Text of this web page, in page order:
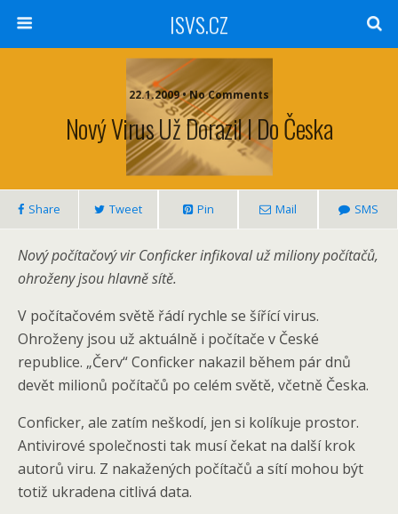
ISVS.CZ
22.1.2009 • No Comments
Nový Virus Už Dorazil I Do Česka
Share Tweet Pin Mail SMS
Nový počítačový vir Conficker infikoval už miliony počítačů,
ohroženy jsou hlavně sítě.
V počítačovém světě řádí rychle se šířící virus.
Ohroženy jsou už aktuálně i počítače v České
republice. „Červ“ Conficker nakazil během pár dnů
devět milionů počítačů po celém světě, včetně Česka.
Conficker, ale zatím neškodí, jen si kolíkuje prostor.
Antivirové společnosti tak musí čekat na další krok
autorů viru. Z nakažených počítačů a sítí mohou být
totiž ukradena citlivá data.